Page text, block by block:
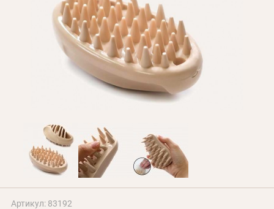
Програма лояльності
Про Нас
Оптовим клієнтам
Контакти
+380 (95) 095-00-05
Артикул: 83192